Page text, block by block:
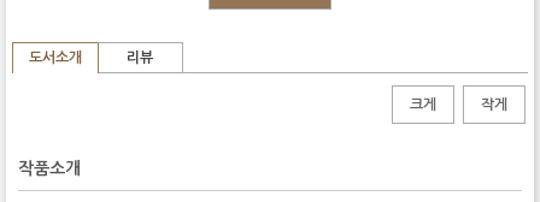
도서소개 리뷰
크게 작게
작품소개